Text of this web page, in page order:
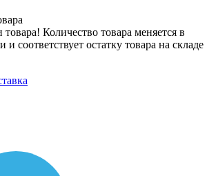
товара! Количество товара меняется в
соответствует остатку товара на складе